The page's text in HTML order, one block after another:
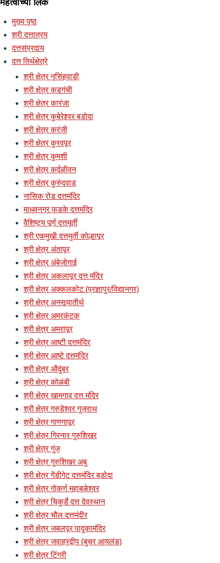
महत्वाच्या लिंक
मुख्य पृष्ठ
श्री दत्तात्रय
दत्तसंप्रदाय
दत्त तिर्थक्षेत्रे
श्री क्षेत्र नृसिंहवाडी
श्री क्षेत्र कडगंची
श्री क्षेत्र कारंजा
श्री क्षेत्र कुबेरेश्र्वर बडोदा
श्री क्षेत्र करंजी
श्री क्षेत्र कुरवपूर
श्री क्षेत्र कुमशी
श्री क्षेत्र कर्दळीवन
श्री क्षेत्र कुरुंदवाड
नासिक रोड दत्तमंदिर
माधवनगर फडके दत्तमंदिर
वैशिष्ट्य पूर्ण दत्तमूर्ती
श्री एकमुखी दत्तमुर्ती कोल्हापूर
श्री क्षेत्र अंतापूर
श्री क्षेत्र अंबेजोगाई
श्री क्षेत्र अकलापूर दत्त मंदिर
श्री क्षेत्र अक्कलकोट (प्रज्ञापुर/विद्यानगर)
श्री क्षेत्र अनसूयातीर्थ
श्री क्षेत्र अमरकंटक
श्री क्षेत्र अमरापूर
श्री क्षेत्र आष्टी दत्तमंदिर
श्री क्षेत्र आष्टे दत्तमंदिर
श्री क्षेत्र औदुंबर
श्री क्षेत्र कोळंबी
श्री क्षेत्र खामगाव दत्त मंदिर
श्री क्षेत्र गरुडेश्वर गुजराथ
श्री क्षेत्र गाणगापूर
श्री क्षेत्र गिरनार गुरुशिखर
श्री क्षेत्र गुंज
श्री क्षेत्र गुरुशिखर अबु
श्री क्षेत्र गेंडीगेट दत्तमंदिर बडोदा
श्री क्षेत्र गोकर्ण महाबळेश्वर
श्री क्षेत्र चिकुर्डे दत्त देवस्थान
श्री क्षेत्र चौल दत्तमंदीर
श्री क्षेत्र जबलपूर पादुकामंदिर
श्री क्षेत्र जवाहरद्वीप (बुचर आयलंड)
श्री क्षेत्र टिंगरी